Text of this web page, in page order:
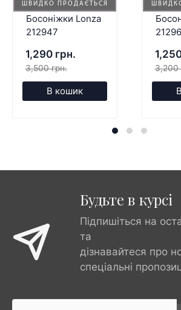
ШВИДКО ПРОДАЄТЬСЯ
Босоніжки Lonza
212947
1,290 грн.
3,500 грн.
В кошик
3,200
Будьте в курсі
Підпишіться на
та
дізнавайтеся про
спеціальні